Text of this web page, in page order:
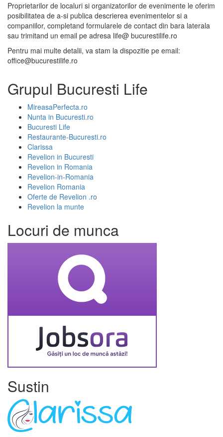
Proprietarilor de localuri si organizatorilor de evenimente le oferim
posibilitatea de a-si publica descrierea evenimentelor si a
companiilor, completand formularele de contact din bara laterala
sau trimitand un email pe adresa life@ bucurestilife.ro
Pentru mai multe detalii, va stam la dispozitie pe email:
office@bucurestilife.ro
Grupul Bucuresti Life
MireasaPerfecta.ro
Nunta in Bucuresti.ro
Bucuresti Life
Restaurante-Bucuresti.ro
Clarissa
Revelion in Bucuresti
Revelion in Romania
Revelion-in-Romania
Revelion Romania
Oferte de Revelion .ro
Revelion la munte
Locuri de munca
Sustin